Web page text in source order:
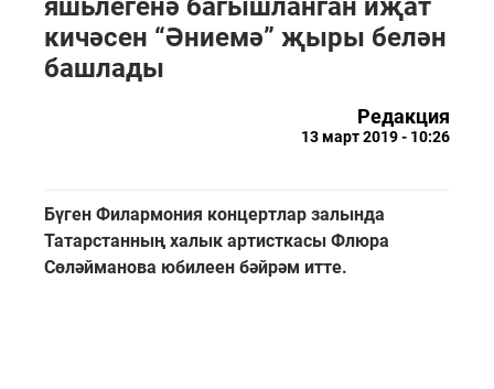
яшьлегенә багышланган иҗат
кичәсен “Әниемә” җыры белән
башлады
Редакция
13 март 2019 - 10:26
Бүген Филармония концертлар залында
Татарстанның халык артисткасы Флюра
Сөләйманова юбилеен бәйрәм итте.